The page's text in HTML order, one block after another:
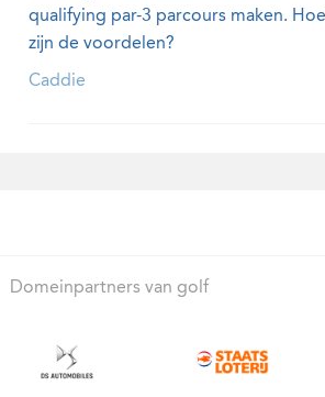
qualifying par-3 parcours maken.
zijn de voordelen?
Caddie
Domeinpartners van golf